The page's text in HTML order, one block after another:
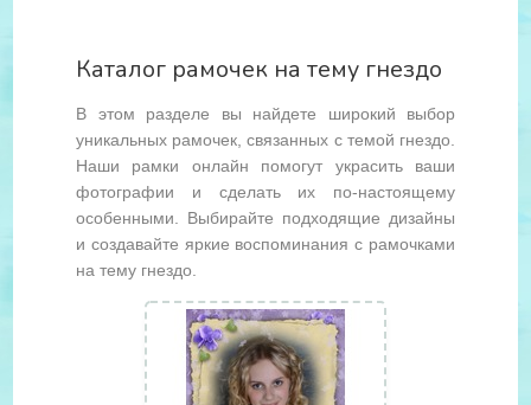
Каталог рамочек на тему гнездо
В этом разделе вы найдете широкий выбор
уникальных рамочек, связанных с темой гнездо.
Наши рамки онлайн помогут украсить ваши
фотографии и сделать их по-настоящему
особенными. Выбирайте подходящие дизайны
и создавайте яркие воспоминания с рамочками
на тему гнездо.